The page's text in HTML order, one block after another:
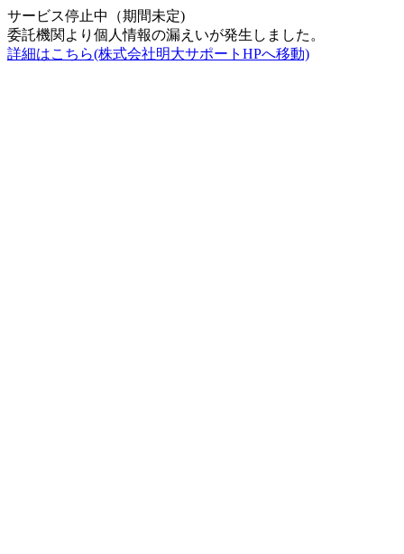
サービス停止中（期間未定)
委託機関より個人情報の漏えいが発生しました。
詳細はこちら(株式会社明大サポートHPへ移動)